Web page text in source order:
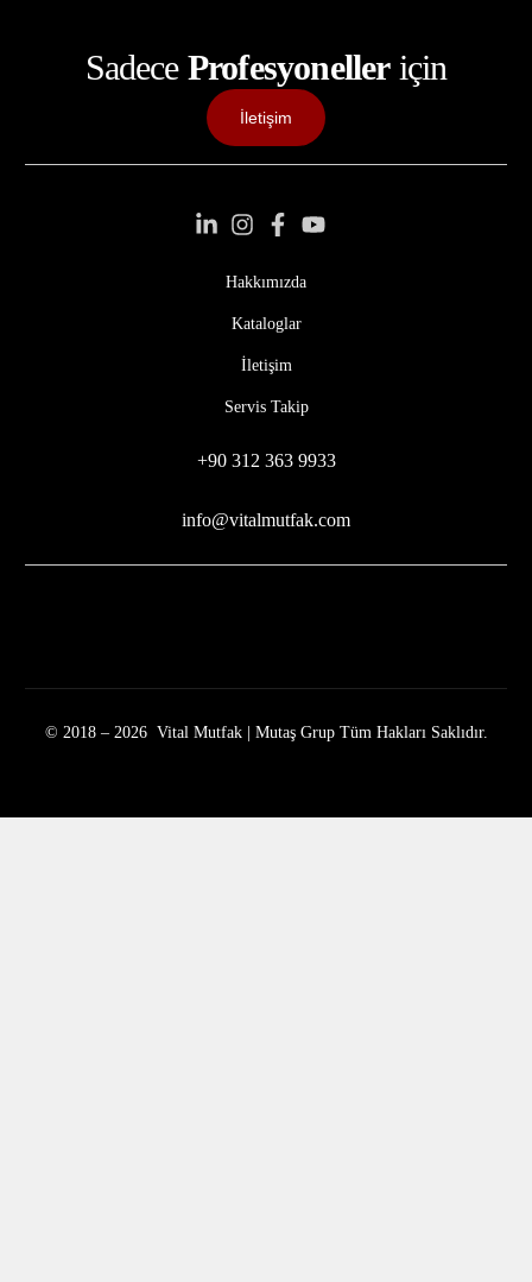
Sadece Profesyonelleriçin
İletişim
Hakkımızda
Kataloglar
İletişim
Servis Takip
+90 312 363 9933
info@vitalmutfak.com
© 2018 – 2026 Vital Mutfak | Mutaş Grup Tüm Hakları Saklıdır.